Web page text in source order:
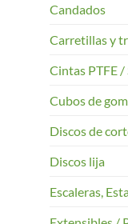
Candados
Carretillas y
Cintas PTFE
Cubos de
Discos de
Discos lija
Escaleras,